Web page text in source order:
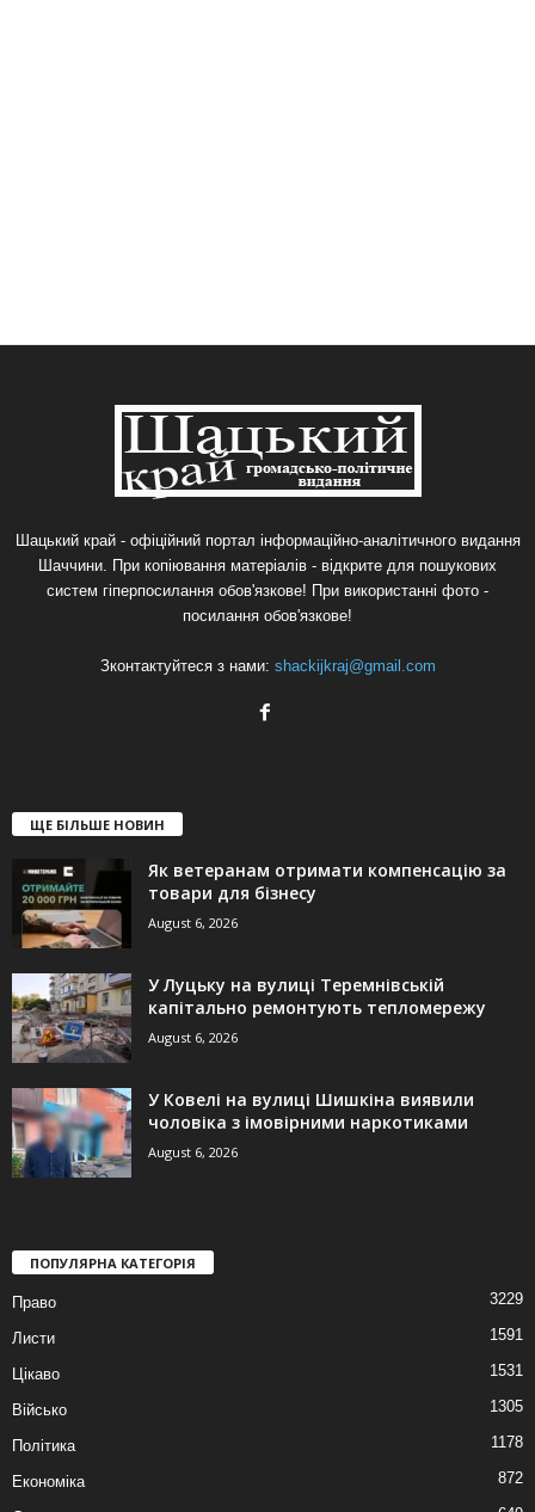
Шацький край - офіційний портал інформаційно-аналітичного видання
Шаччини. При копіювання матеріалів - відкрите для пошукових
систем гіперпосилання обов'язкове! При використанні фото -
посилання обов'язкове!
Зконтактуйтеся з нами: shackijkraj@gmail.com
ЩЕ БІЛЬШЕ НОВИН
Як ветеранам отримати компенсацію за
товари для бізнесу
August 6, 2026
У Луцьку на вулиці Теремнівській
капітально ремонтують тепломережу
August 6, 2026
У Ковелі на вулиці Шишкіна виявили
чоловіка з імовірними наркотиками
August 6, 2026
ПОПУЛЯРНА КАТЕГОРІЯ
Право 3229
Листи 1591
Цікаво 1531
Військо 1305
Політика 1178
Економіка 872